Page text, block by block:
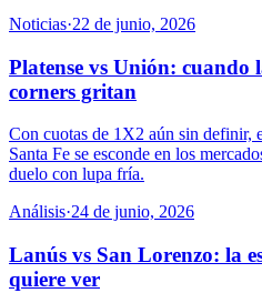
Noticias·22 de junio, 2026
Platense vs Unión: cuando
corners gritan
Con cuotas de 1X2 aún sin definir,
Santa Fe se esconde en los
duelo con lupa fría.
Análisis·24 de junio, 2026
Lanús vs San Lorenzo: la
quiere ver